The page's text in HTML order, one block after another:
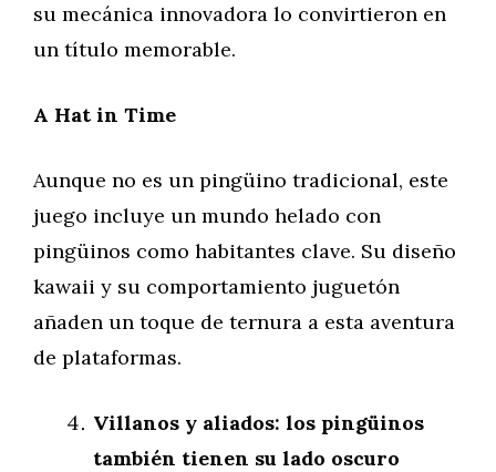
su mecánica innovadora lo convirtieron en
un título memorable.
A Hat in Time
Aunque no es un pingüino tradicional, este
juego incluye un mundo helado con
pingüinos como habitantes clave. Su diseño
kawaii y su comportamiento juguetón
añaden un toque de ternura a esta aventura
de plataformas.
Villanos y aliados: los pingüinos
también tienen su lado oscuro